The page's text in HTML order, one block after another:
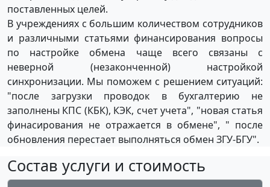
поставленных целей.
В учреждениях с большим количеством сотрудников
и различными статьями финансирования вопросы
по настройке обмена чаще всего связаны с
неверной (незаконченной) настройкой
синхронизации. Мы поможем с решением ситуаций:
"после загрузки проводок в бухгалтерию не
заполнены КПС (КБК), КЭК, счет учета", "новая статья
финасирования не отражается в обмене", " после
обновления перестает выполняться обмен ЗГУ-БГУ".
Состав услуги и стоимость